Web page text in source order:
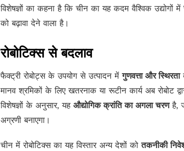
विशेषज्ञों का कहना है कि चीन का यह कदम वैश्विक उद्योगों में
को बढ़ावा देने वाला है।
रोबोटिक्स से बदलाव
फैक्ट्री रोबोट्स के उपयोग से उत्पादन मेंगुणवत्ता और स्थिरता
मानव श्रमिकों के लिए खतरनाक या रूटीन कार्य अब रोबोट
विशेषज्ञों के अनुसार, यह औद्योगिक क्रांति का अगला चरणहै,
अग्रणी बनाएगा।
चीन में रोबोटिक्स का यह विस्तार अन्य देशों कोतकनीकी